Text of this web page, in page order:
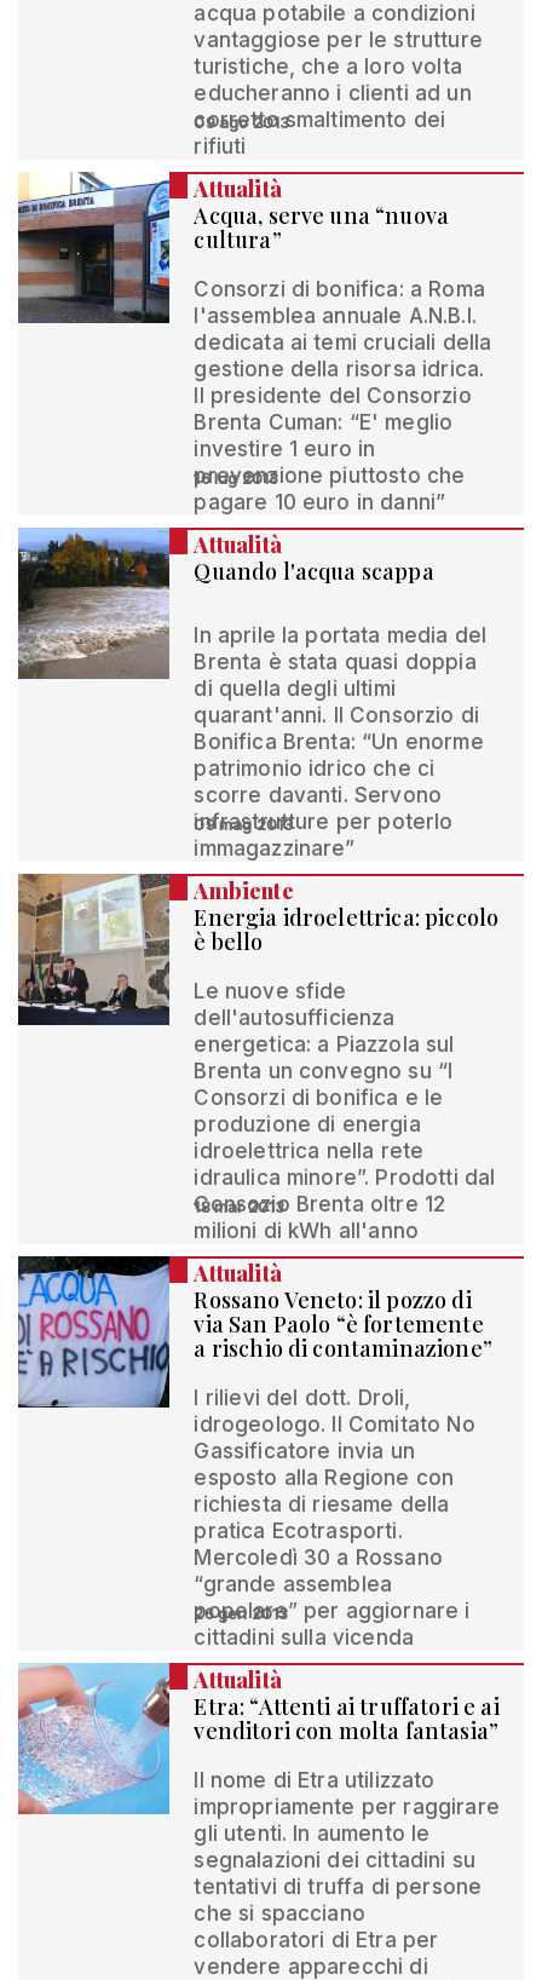
acqua potabile a condizioni
vantaggiose per le strutture
turistiche, che a loro volta
educheranno i clienti ad un
corretto smaltimento dei
rifiuti
09 ago 2013
Attualità
Acqua, serve una “nuova
cultura”
Consorzi di bonifica: a Roma
l'assemblea annuale A.N.B.I.
dedicata ai temi cruciali della
gestione della risorsa idrica.
Il presidente del Consorzio
Brenta Cuman: “E' meglio
investire 1 euro in
prevenzione piuttosto che
pagare 10 euro in danni”
16 lug 2013
Attualità
Quando l'acqua scappa
In aprile la portata media del
Brenta è stata quasi doppia
di quella degli ultimi
quarant'anni. Il Consorzio di
Bonifica Brenta: “Un enorme
patrimonio idrico che ci
scorre davanti. Servono
infrastrutture per poterlo
immagazzinare”
09 mag 2013
Ambiente
Energia idroelettrica: piccolo
è bello
Le nuove sfide
dell'autosufficienza
energetica: a Piazzola sul
Brenta un convegno su “I
Consorzi di bonifica e le
produzione di energia
idroelettrica nella rete
idraulica minore”. Prodotti dal
Consozio Brenta oltre 12
milioni di kWh all'anno
18 mar 2013
Attualità
Rossano Veneto: il pozzo di
via San Paolo “è fortemente
a rischio di contaminazione”
I rilievi del dott. Droli,
idrogeologo. Il Comitato No
Gassificatore invia un
esposto alla Regione con
richiesta di riesame della
pratica Ecotrasporti.
Mercoledì 30 a Rossano
“grande assemblea
popolare” per aggiornare i
cittadini sulla vicenda
26 gen 2013
Attualità
Etra: “Attenti ai truffatori e ai
venditori con molta fantasia”
Il nome di Etra utilizzato
impropriamente per raggirare
gli utenti. In aumento le
segnalazioni dei cittadini su
tentativi di truffa di persone
che si spacciano
collaboratori di Etra per
vendere apparecchi di